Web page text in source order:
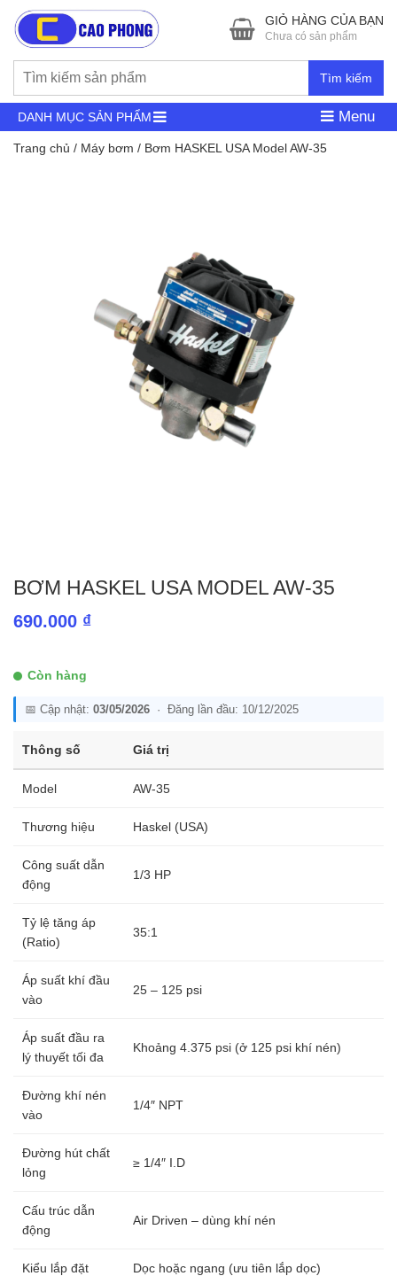
Tìm kiếm
GIỎ HÀNG CỦA BẠN
Chưa có sản phẩm
DANH MỤC SẢN PHẨM Menu
Trang chủ / Máy bơm / Bơm HASKEL USA Model AW-35
BƠM HASKEL USA MODEL AW-35
690.000 ₫
Còn hàng
📅 Cập nhật: 03/05/2026 · Đăng lần đầu: 10/12/2025
Thông số Giá trị
Model AW-35
Thương hiệu Haskel (USA)
Công suất dẫn
động
1/3 HP
Tỷ lệ tăng áp
(Ratio)
35:1
Áp suất khí đầu
vào
25 – 125 psi
Áp suất đầu ra
lý thuyết tối đa
Khoảng 4.375 psi (ở 125 psi khí nén)
Đường khí nén
vào
1/4″ NPT
Đường hút chất
lỏng
≥ 1/4″ I.D
Cấu trúc dẫn
động
Air Driven – dùng khí nén
Kiểu lắp đặt Dọc hoặc ngang (ưu tiên lắp dọc)